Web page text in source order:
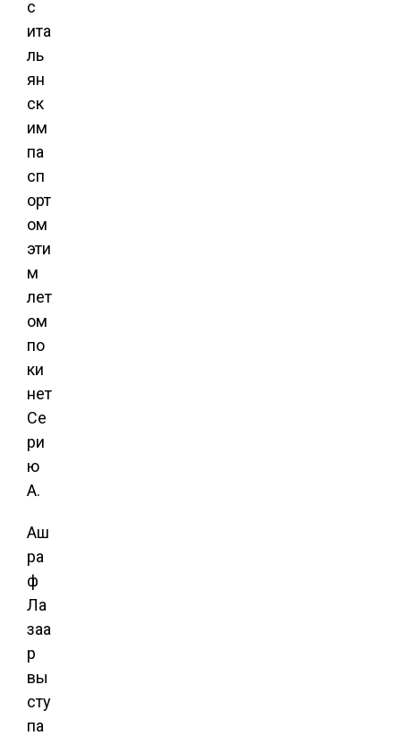
с
ита
ль
ян
ск
им
па
сп
орт
ом
эти
м
лет
ом
по
ки
нет
Се
ри
ю
А.
Аш
ра
ф
Ла
заа
р
вы
сту
па